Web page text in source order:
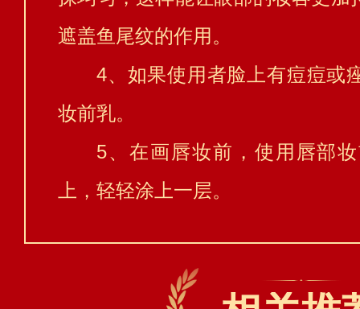
遮盖鱼尾纹的作用。
4、如果使用者脸上有痘痘或
妆前乳。
5、在画唇妆前，使用唇部
上，轻轻涂上一层。